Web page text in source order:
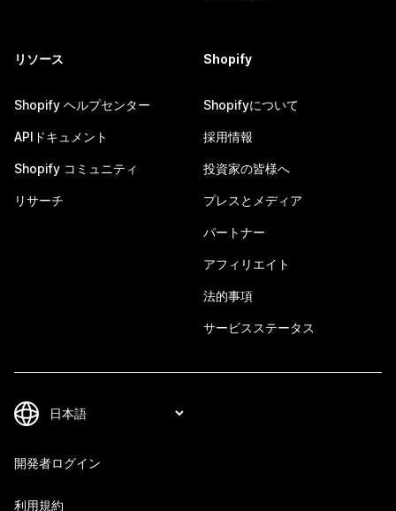
リソース
Shopify ヘルプセンター
APIドキュメント
Shopify コミュニティ
リサーチ
Shopify
Shopifyについて
採用情報
投資家の皆様へ
プレスとメディア
パートナー
アフィリエイト
法的事項
サービスステータス
開発者ログイン
利用規約